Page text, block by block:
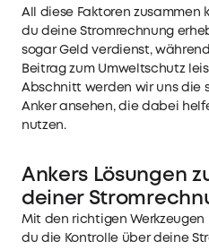
All diese Faktoren zusammen
du deine Stromrechnung
sogar Geld verdienst,
Beitrag zum Umweltschutz
Abschnitt werden wir uns die
Anker ansehen, die dabei
nutzen.
Ankers Lösungen
deiner
Mit den richtigen
du die Kontrolle über deine